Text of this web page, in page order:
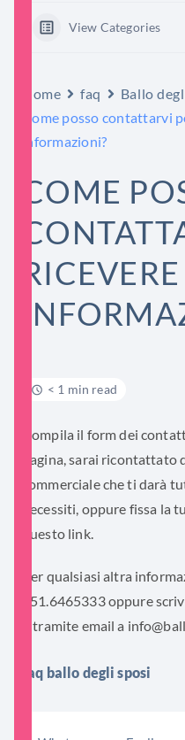
View Categories
Home faq
Ballo
Come posso contattarvi
informazioni?
COME
< 1 min read
Compila il form dei
pagina, sarai ricontattato
commerciale che ti darà
necessiti, oppure fissa la
questo link.
Per qualsiasi altra
351.6465333 oppure
o tramite email a
faq ballo degli sposi